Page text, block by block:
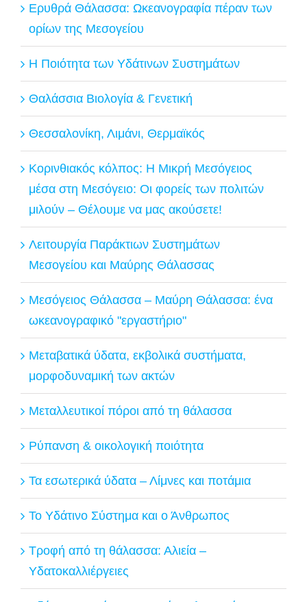
Ερυθρά Θάλασσα: Ωκεανογραφία πέραν των
ορίων της Μεσογείου
Η Ποιότητα των Υδάτινων Συστημάτων
Θαλάσσια Βιολογία & Γενετική
Θεσσαλονίκη, Λιμάνι, Θερμαϊκός
Κορινθιακός κόλπος: Η Μικρή Μεσόγειος
μέσα στη Μεσόγειο: Οι φορείς των πολιτών
μιλούν – Θέλουμε να μας ακούσετε!
Λειτουργία Παράκτιων Συστημάτων
Μεσογείου και Μαύρης Θάλασσας
Μεσόγειος Θάλασσα – Μαύρη Θάλασσα: ένα
ωκεανογραφικό "εργαστήριο"
Μεταβατικά ύδατα, εκβολικά συστήματα,
μορφοδυναμική των ακτών
Μεταλλευτικοί πόροι από τη θάλασσα
Ρύπανση & οικολογική ποιότητα
Τα εσωτερικά ύδατα – Λίμνες και ποτάμια
Το Υδάτινο Σύστημα και ο Άνθρωπος
Τροφή από τη θάλασσα: Αλιεία –
Υδατοκαλλιέργειες